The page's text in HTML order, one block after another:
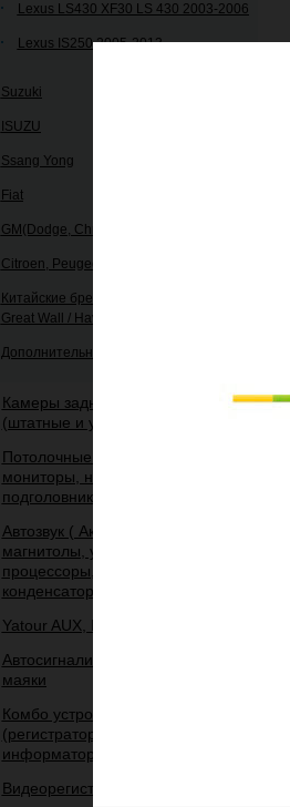
Lexus LS430 XF30 LS 430 2003-2006
Lexus IS250 2005-2013
Suzuki
ISUZU
Ssang Yong
Fiat
GM(Dodge, Chrysler, Jeep)
Citroen, Peugeot
Китайские бренды: Zotye, Chery, Lifan,
Great Wall / Haval и др.
Дополнительное оборудование
Камеры заднего и переднего вида
(штатные и универсальные)
Потолочные мониторы и
мониторы, на панель и
подголовник.
Автозвук ( Акустика, сабвуферы,
магнитолы, усилители,
процессоры, кабель,
конденсаторы, рамки, и др.)
Yatour AUX, IPOD, USB адаптеры
Автосигнализации, брелоки к ним,
маяки
Комбо устройства 3 в 1
(регистратор+радар+GPS-
информатор)
Видеорегистраторы